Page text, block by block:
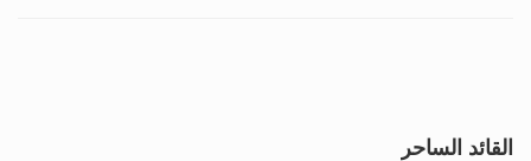
القائد الساحر